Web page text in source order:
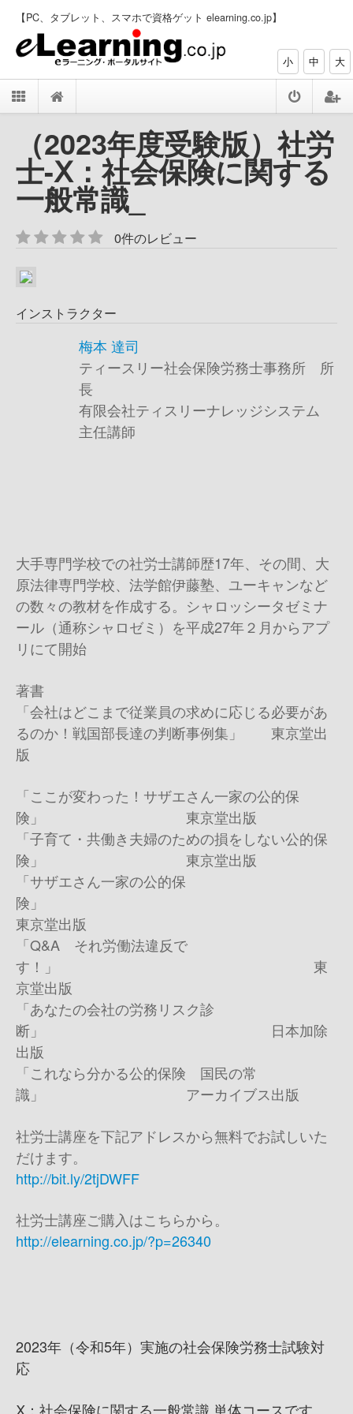
【PC、タブレット、スマホで資格ゲット elearning.co.jp】
小 中 大
（2023年度受験版）社労
士-Ⅹ：社会保険に関する
一般常識_
0件のレビュー
インストラクター
梅本 達司
ティースリー社会保険労務士事務所 所
長
有限会社ティスリーナレッジシステム
主任講師
大手専門学校での社労士講師歴17年、その間、大
原法律専門学校、法学館伊藤塾、ユーキャンなど
の数々の教材を作成する。シャロッシータゼミナ
ール（通称シャロゼミ）を平成27年２月からアプ
リにて開始
著書
「会社はどこまで従業員の求めに応じる必要があ
るのか！戦国部長達の判断事例集」 東京堂出
版
「ここが変わった！サザエさん一家の公的保
険」 東京堂出版
「子育て・共働き夫婦のための損をしない公的保
険」 東京堂出版
「サザエさん一家の公的保
険」
東京堂出版
「Q&A それ労働法違反で
す！」 東
京堂出版
「あなたの会社の労務リスク診
断」 日本加除
出版
「これなら分かる公的保険 国民の常
識」 アーカイブス出版
社労士講座を下記アドレスから無料でお試しいた
だけます。
http://bit.ly/2tjDWFF
社労士講座ご購入はこちらから。
http://elearning.co.jp/?p=26340
2023年（令和5年）実施の社会保険労務士試験対
応
Ⅹ：社会保険に関する一般常識 単体コースです。